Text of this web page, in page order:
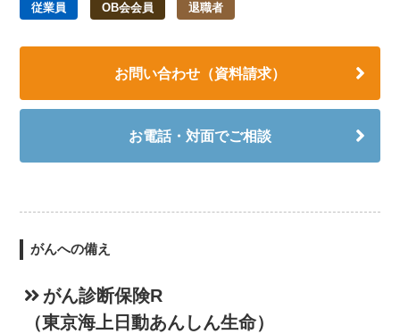
従業員 OB会会員 退職者
お問い合わせ（資料請求）
お電話・対面でご相談
がんへの備え
がん診断保険R
（東京海上日動あんしん生命）